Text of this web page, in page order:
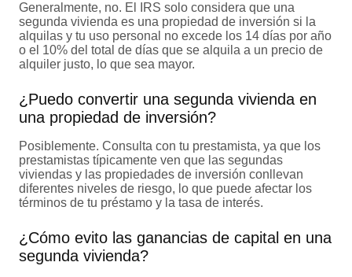
Generalmente, no. El IRS solo considera que una
segunda vivienda es una propiedad de inversión si la
alquilas y tu uso personal no excede los 14 días por año
o el 10% del total de días que se alquila a un precio de
alquiler justo, lo que sea mayor.
¿Puedo convertir una segunda vivienda en
una propiedad de inversión?
Posiblemente. Consulta con tu prestamista, ya que los
prestamistas típicamente ven que las segundas
viviendas y las propiedades de inversión conllevan
diferentes niveles de riesgo, lo que puede afectar los
términos de tu préstamo y la tasa de interés.
¿Cómo evito las ganancias de capital en una
segunda vivienda?